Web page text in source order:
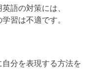
語の対策には、
習は不適です。
分を表現する方法を